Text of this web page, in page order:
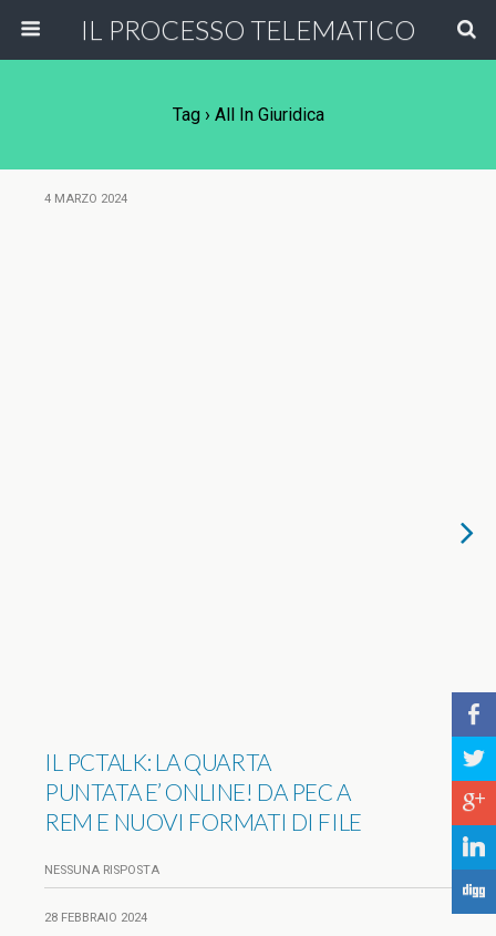
IL PROCESSO TELEMATICO
Tag › All In Giuridica
4 MARZO 2024
IL PCTALK: LA QUARTA
PUNTATA E’ ONLINE! DA PEC A
REM E NUOVI FORMATI DI FILE
NESSUNA RISPOSTA
28 FEBBRAIO 2024
b
a
c
j
F